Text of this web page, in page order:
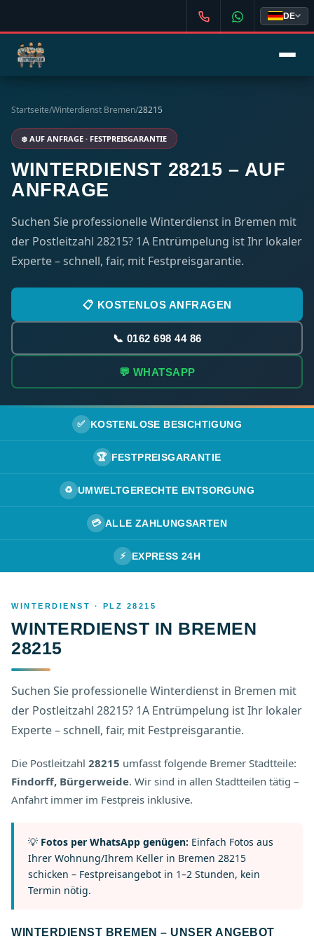
DE
Startseite/Winterdienst Bremen/28215
❄️ AUF ANFRAGE · FESTPREISGARANTIE
WINTERDIENST 28215 – AUF
ANFRAGE
Suchen Sie professionelle Winterdienst in Bremen mit
der Postleitzahl 28215? 1A Entrümpelung ist Ihr lokaler
Experte – schnell, fair, mit Festpreisgarantie.
📋 KOSTENLOS ANFRAGEN
📞 0162 698 44 86
💬 WHATSAPP
✅ KOSTENLOSE BESICHTIGUNG
🏆 FESTPREISGARANTIE
♻️ UMWELTGERECHTE ENTSORGUNG
💳 ALLE ZAHLUNGSARTEN
⚡ EXPRESS 24H
WINTERDIENST · PLZ 28215
WINTERDIENST IN BREMEN
28215
Suchen Sie professionelle Winterdienst in Bremen mit
der Postleitzahl 28215? 1A Entrümpelung ist Ihr lokaler
Experte – schnell, fair, mit Festpreisgarantie.
Die Postleitzahl 28215 umfasst folgende Bremer Stadtteile:
Findorff, Bürgerweide. Wir sind in allen Stadtteilen tätig –
Anfahrt immer im Festpreis inklusive.
💡 Fotos per WhatsApp genügen: Einfach Fotos aus
Ihrer Wohnung/Ihrem Keller in Bremen 28215
schicken – Festpreisangebot in 1–2 Stunden, kein
Termin nötig.
WINTERDIENST BREMEN – UNSER ANGEBOT